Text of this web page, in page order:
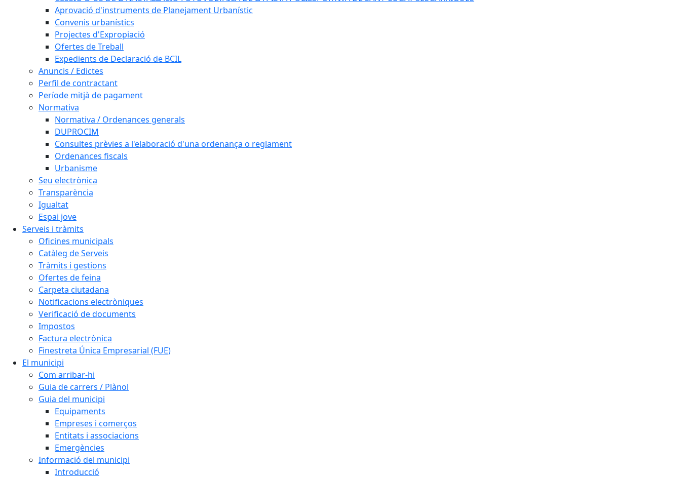
Aprovació d'instruments de Planejament Urbanístic
Convenis urbanístics
Projectes d'Expropiació
Ofertes de Treball
Expedients de Declaració de BCIL
Anuncis / Edictes
Perfil de contractant
Període mitjà de pagament
Normativa
Normativa / Ordenances generals
DUPROCIM
Consultes prèvies a l'elaboració d'una ordenança o reglament
Ordenances fiscals
Urbanisme
Seu electrònica
Transparència
Igualtat
Espai jove
Serveis i tràmits
Oficines municipals
Catàleg de Serveis
Tràmits i gestions
Ofertes de feina
Carpeta ciutadana
Notificacions electròniques
Verificació de documents
Impostos
Factura electrònica
Finestreta Única Empresarial (FUE)
El municipi
Com arribar-hi
Guia de carrers / Plànol
Guia del municipi
Equipaments
Empreses i comerços
Entitats i associacions
Emergències
Informació del municipi
Introducció